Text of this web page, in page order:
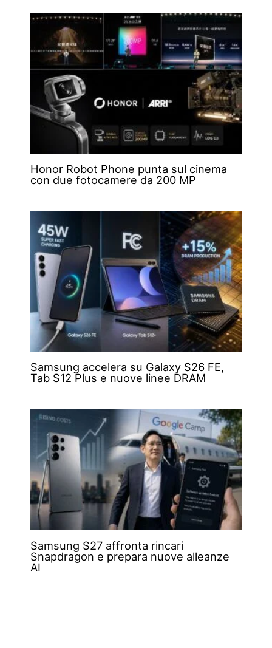
Honor Robot Phone punta sul cinema
con due fotocamere da 200 MP
Samsung accelera su Galaxy S26 FE,
Tab S12 Plus e nuove linee DRAM
Samsung S27 affronta rincari
Snapdragon e prepara nuove alleanze
AI